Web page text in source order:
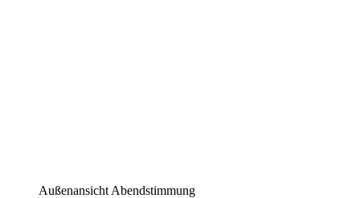
Außenansicht Abendstimmung